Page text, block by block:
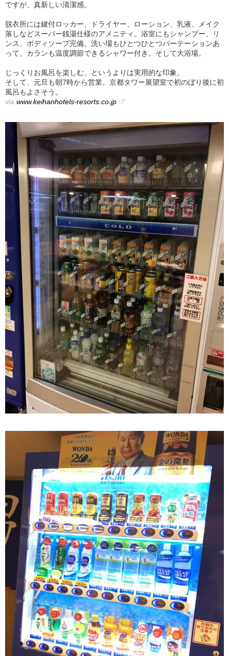
ですが、真新しい清潔感。
脱衣所には鍵付ロッカー、ドライヤー、ローション、乳液、メイク
落しなどスーパー銭湯仕様のアメニティ。浴室にもシャンプー、リ
ンス、ボディソープ完備。洗い場もひとつひとつパーテーションあ
って、カランも温度調節できるシャワー付き。そして大浴場。
じっくりお風呂を楽しむ、というよりは実用的な印象。
そして、元旦も朝7時から営業。京都タワー展望室で初のぼり後に初
風呂もよさそう。
via www.keihanhotels-resorts.co.jp